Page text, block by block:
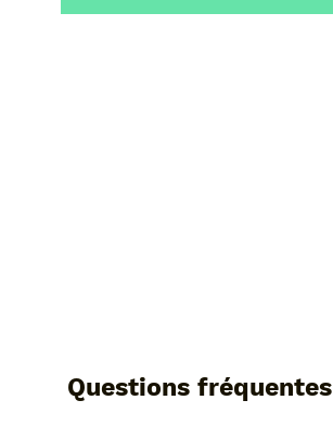
Questions fréquentes